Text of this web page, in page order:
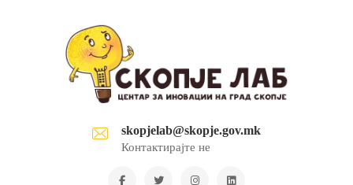
skopjelab@skopje.gov.mk
Контактирајте не